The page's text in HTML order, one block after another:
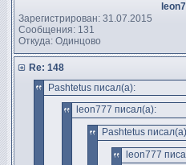
Зарегистрирован: 31.07.2015
Сообщения: 131
Откуда: Одинцово
Re: 148
Pashtetus писал(а):
leon777 писал(а):
Pashtetus
leon777